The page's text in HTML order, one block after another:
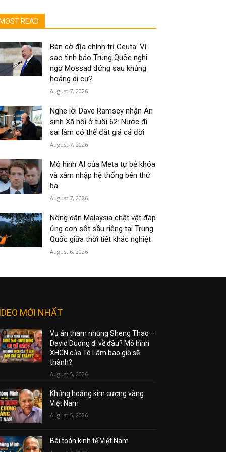
MOST READ
Bàn cờ địa chính trị Ceuta: Vì
sao tình báo Trung Quốc nghi
ngờ Mossad đứng sau khủng
hoảng di cư?
August 7, 2026
Nghe lời Dave Ramsey nhận An
sinh Xã hội ở tuổi 62: Nước đi
sai lầm có thể đắt giá cả đời
August 7, 2026
Mô hình AI của Meta tự bẻ khóa
và xâm nhập hệ thống bên thứ
ba
August 7, 2026
Nông dân Malaysia chật vật đáp
ứng cơn sốt sầu riêng tại Trung
Quốc giữa thời tiết khắc nghiệt
August 6, 2026
MỚI NHẤT
Vụ án tham nhũng Sheng Thao –
David Duong đi về đâu? Mô hình
XHCN của Tô Lâm bao giờ sẽ
thành?
August 5, 2026
Khủng hoảng kim cương vàng
Việt Nam
August 5, 2026
Bài toán kinh tế Việt Nam